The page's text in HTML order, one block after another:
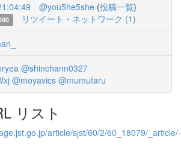
@you5he5she (投稿一覧)
リツイート・ネットワーク (1)
@shinchann0327
@moyavics @mumutaru
リスト
article/sjst/60/2/60_18079/_article/-